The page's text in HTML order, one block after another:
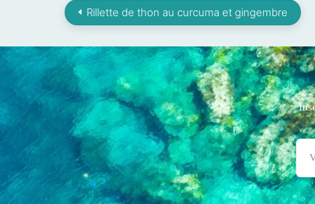
Rillette de thon au curcuma et gingembre